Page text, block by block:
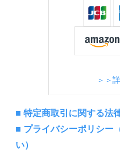
＞＞
■ 特定商取引に関する法
■ プライバシーポリシー
い）